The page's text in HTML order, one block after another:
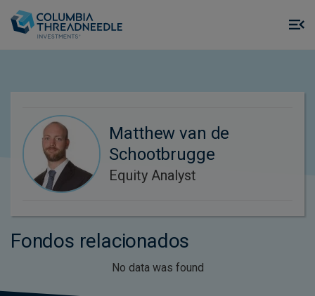
Matthew van de
Schootbrugge
Equity Analyst
Fondos relacionados
No data was found